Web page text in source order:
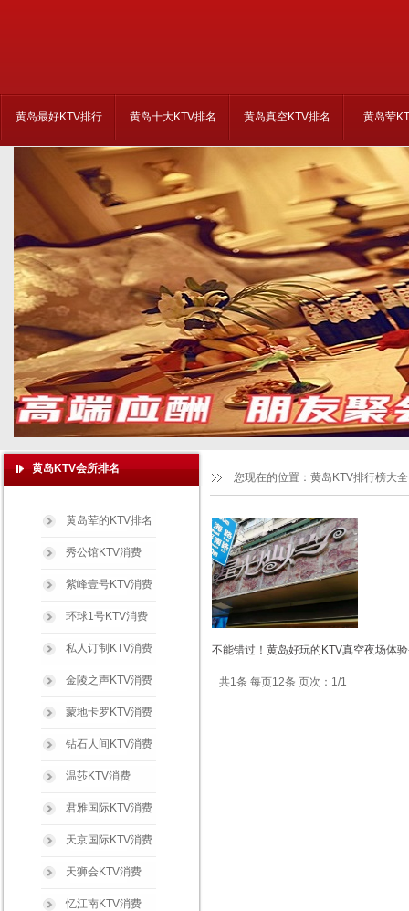
黄岛最好KTV排行 黄岛十大KTV排名 黄岛真空KTV排名 黄岛荤
不能错过！黄岛好玩的KTV真空夜场体
共1条 每页12条 页次：1/1
您现在的位置： 黄岛KTV排行榜大全
黄岛KTV会所排名
黄岛荤的KTV排名
秀公馆KTV消费
紫峰壹号KTV消费
环球1号KTV消费
私人订制KTV消费
金陵之声KTV消费
蒙地卡罗KTV消费
钻石人间KTV消费
温莎KTV消费
君雅国际KTV消费
天京国际KTV消费
天狮会KTV消费
忆江南KTV消费